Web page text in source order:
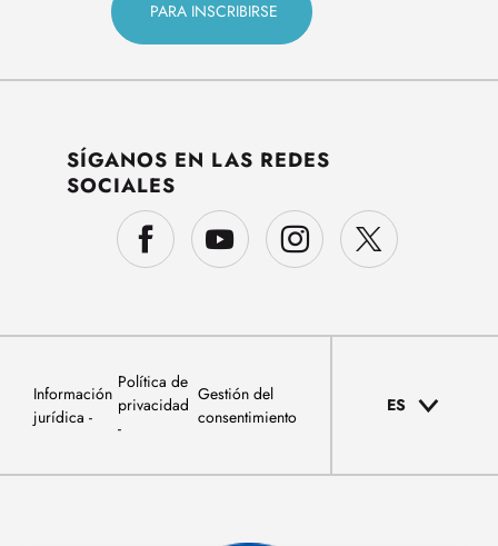
SÍGANOS EN LAS REDES
SOCIALES
Información
jurídica
Política de
privacidad
Gestión del
consentimiento
ES